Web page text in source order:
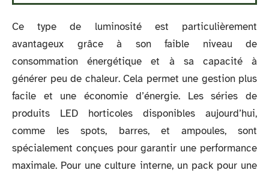
Ce type de luminosité est particulièrement
avantageux grâce à son faible niveau de
consommation énergétique et à sa capacité à
générer peu de chaleur. Cela permet une gestion plus
facile et une économie d’énergie. Les séries de
produits LED horticoles disponibles aujourd’hui,
comme les spots, barres, et ampoules, sont
spécialement conçues pour garantir une performance
maximale. Pour une culture interne, un pack pour une